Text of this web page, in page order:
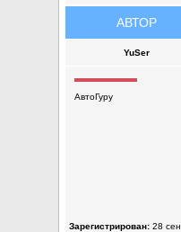
АВТОР
YuSer
АвтоГуру
Зарегистрирован: 28 сен